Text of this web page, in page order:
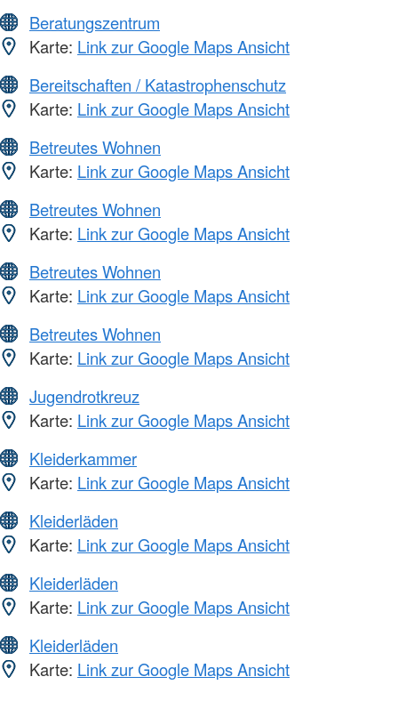
Beratungszentrum
Karte: Link zur Google Maps Ansicht
Bereitschaften / Katastrophenschutz
Karte: Link zur Google Maps Ansicht
Betreutes Wohnen
Karte: Link zur Google Maps Ansicht
Betreutes Wohnen
Karte: Link zur Google Maps Ansicht
Betreutes Wohnen
Karte: Link zur Google Maps Ansicht
Betreutes Wohnen
Karte: Link zur Google Maps Ansicht
Jugendrotkreuz
Karte: Link zur Google Maps Ansicht
Kleiderkammer
Karte: Link zur Google Maps Ansicht
Kleiderläden
Karte: Link zur Google Maps Ansicht
Kleiderläden
Karte: Link zur Google Maps Ansicht
Kleiderläden
Karte: Link zur Google Maps Ansicht